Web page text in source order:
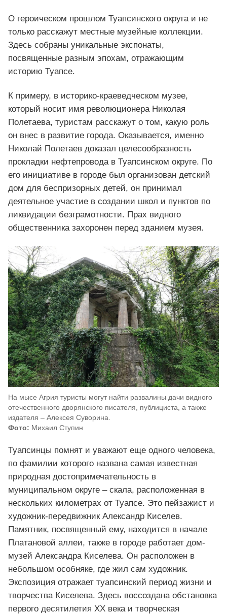
О героическом прошлом Туапсинского округа и не
только расскажут местные музейные коллекции.
Здесь собраны уникальные экспонаты,
посвященные разным эпохам, отражающим
историю Туапсе.
К примеру, в историко-краеведческом музее,
который носит имя революционера Николая
Полетаева, туристам расскажут о том, какую роль
он внес в развитие города. Оказывается, именно
Николай Полетаев доказал целесообразность
прокладки нефтепровода в Туапсинском округе. По
его инициативе в городе был организован детский
дом для беспризорных детей, он принимал
деятельное участие в создании школ и пунктов по
ликвидации безграмотности. Прах видного
общественника захоронен перед зданием музея.
На мысе Агрия туристы могут найти развалины дачи видного
отечественного дворянского писателя, публициста, а также
издателя – Алексея Суворина.
Фото: Михаил Ступин
Туапсинцы помнят и уважают еще одного человека,
по фамилии которого названа самая известная
природная достопримечательность в
муниципальном округе – скала, расположенная в
нескольких километрах от Туапсе. Это пейзажист и
художник-передвижник Александр Киселев.
Памятник, посвященный ему, находится в начале
Платановой аллеи, также в городе работает дом-
музей Александра Киселева. Он расположен в
небольшом особняке, где жил сам художник.
Экспозиция отражает туапсинский период жизни и
творчества Киселева. Здесь воссоздана обстановка
первого десятилетия XX века и творческая